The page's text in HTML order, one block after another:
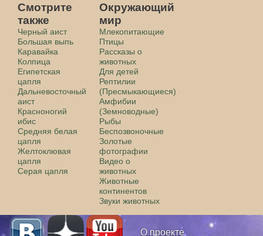
Смотрите
также
Черный аист
Большая выпь
Каравайка
Колпица
Египетская
цапля
Дальневосточный
аист
Красноногий
ибис
Средняя белая
цапля
Желтоклювая
цапля
Серая цапля
Окружающий
мир
Млекопитающие
Птицы
Рассказы о
животных
Для детей
Рептилии
(Пресмыкающиеся)
Амфибии
(Земноводные)
Рыбы
Беспозвоночные
Золотые
фотографии
Видео о
животных
Животные
континентов
Звуки животных
О проекте